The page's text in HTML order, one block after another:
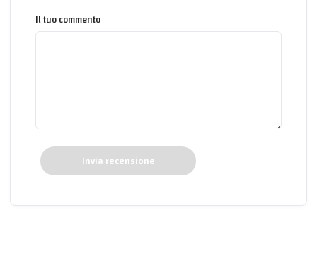
Il tuo commento
Invia recensione